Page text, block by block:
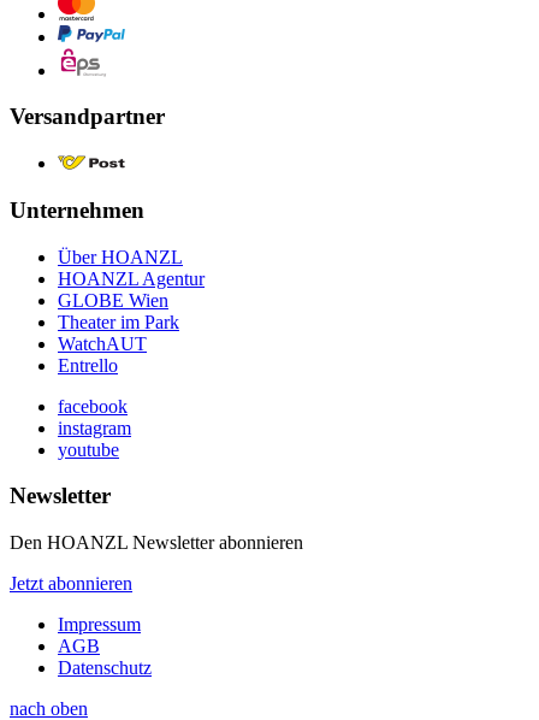
Versandpartner
Unternehmen
Über HOANZL
HOANZL Agentur
GLOBE Wien
Theater im Park
WatchAUT
Entrello
facebook
instagram
youtube
Newsletter
Den HOANZL Newsletter abonnieren
Jetzt abonnieren
Impressum
AGB
Datenschutz
nach oben